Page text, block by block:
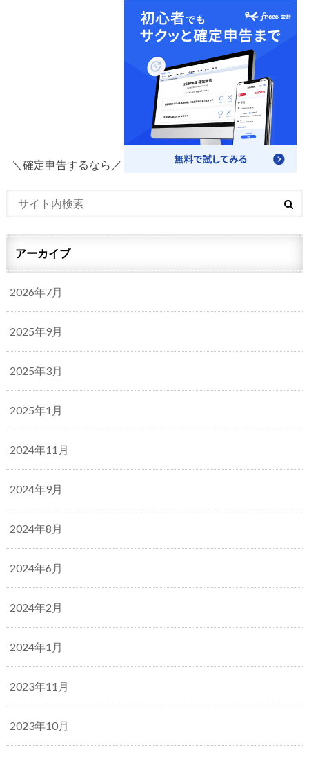
＼確定申告するなら／
アーカイブ
2026年7月
2025年9月
2025年3月
2025年1月
2024年11月
2024年9月
2024年8月
2024年6月
2024年2月
2024年1月
2023年11月
2023年10月